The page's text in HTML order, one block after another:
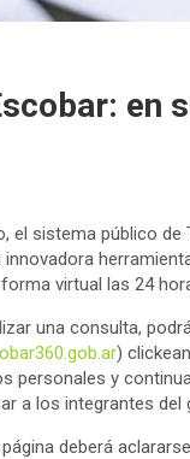
en
el sistema público
virtual las 24
una consulta,
)
personales y
a los integrantes
deberá